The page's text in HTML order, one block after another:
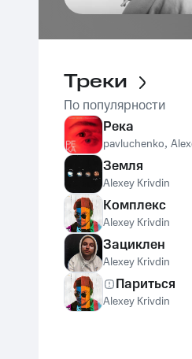
Треки
По популярности
Река
pavluchenko,
Земля
Alexey Krivdin
Комплекс
Alexey Krivdin
Зациклен
Alexey Krivdin
Париться
Alexey Krivdin